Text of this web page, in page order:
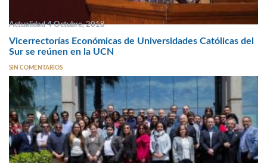
Actualidad 4 Octubre, 2018
Vicerrectorías Económicas de Universidades Católicas del
Sur se reúnen en la UCN
SIN COMENTARIOS